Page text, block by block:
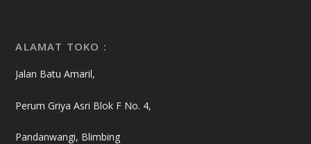
ALAMAT TOKO :
Jalan Batu Amaril,
Perum Griya Asri Blok F No. 4,
Pandanwangi, Blimbing